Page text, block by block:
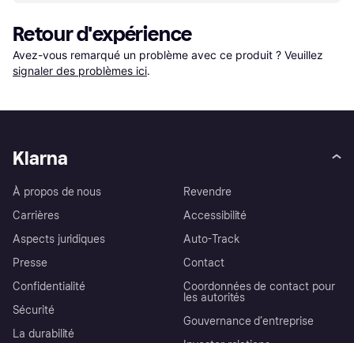
Retour d'expérience
Avez-vous remarqué un problème avec ce produit ? Veuillez
signaler des problèmes ici.
Klarna
À propos de nous
Carrières
Aspects juridiques
Presse
Confidentialité
Sécurité
La durabilité
Revendre
Accessibilité
Auto-Track
Contact
Coordonnées de contact pour
les autorités
Gouvernance d’entreprise